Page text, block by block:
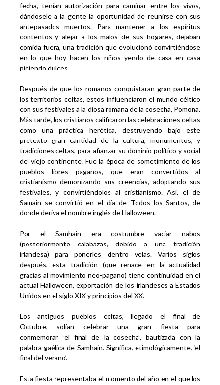
fecha, tenían autorización para caminar entre los vivos,
dándosele a la gente la oportunidad de reunirse con sus
antepasados muertos. Para mantener a los espíritus
contentos y alejar a los malos de sus hogares, dejaban
comida fuera, una tradición que evolucionó convirtiéndose
en lo que hoy hacen los niños yendo de casa en casa
pidiendo dulces.
Después de que los romanos conquistaran gran parte de
los territorios celtas, estos influenciaron el mundo céltico
con sus festivales a la diosa romana de la cosecha, Pomona.
Más tarde, los cristianos calificaron las celebraciones celtas
como una práctica herética, destruyendo bajo este
pretexto gran cantidad de la cultura, monumentos, y
tradiciones celtas, para afianzar su dominio político y social
del viejo continente. Fue la época de sometimiento de los
pueblos libres paganos, que eran convertidos al
cristianismo demonizando sus creencias, adoptando sus
festivales, y convirtiéndolos al cristianismo. Así, el de
Samain se convirtió en el día de Todos los Santos, de
donde deriva el nombre inglés de Halloween.
Por el Samhain era costumbre vaciar nabos
(posteriormente calabazas, debido a una tradición
irlandesa) para ponerles dentro velas. Varios siglos
después, esta tradición (que renace en la actualidad
gracias al movimiento neo-pagano) tiene continuidad en el
actual Halloween, exportación de los irlandeses a Estados
Unidos en el siglo XIX y principios del XX.
Los antiguos pueblos celtas, llegado el final de
Octubre, solían celebrar una gran fiesta para
conmemorar ”el final de la cosecha”, bautizada con la
palabra gaélica de Samhain. Significa, etimológicamente, ‘el
final del verano’.
Esta fiesta representaba el momento del año en el que los